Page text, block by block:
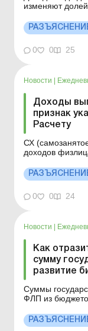
изменяют
приложении 4ДФ
Детальнее см. ниже.
0 0 25
Новости
Доходы
признак
Расчету
СХ
доходов
«Переходные
доходы в
0 0 24
Новости
Как
сумму
развитие
Суммы
ФЛП из
дохода «157».
Приложение